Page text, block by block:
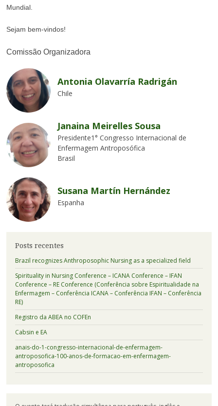
Mundial.
Sejam bem-vindos!
Comissão Organizadora
Antonia Olavarría Radrigán
Chile
Janaina Meirelles Sousa
Presidente1° Congresso Internacional de
Enfermagem Antroposófica
Brasil
Susana Martín Hernández
Espanha
Posts recentes
Brazil recognizes Anthroposophic Nursing as a specialized field
Spirituality in Nursing Conference – ICANA Conference – IFAN
Conference – RE Conference (Conferência sobre Espiritualidade na
Enfermagem – Conferência ICANA – Conferência IFAN – Conferência
RE)
Registro da ABEA no COFEn
Cabsin e EA
anais-do-1-congresso-internacional-de-enfermagem-
antroposofica-100-anos-de-formacao-em-enfermagem-
antroposofica